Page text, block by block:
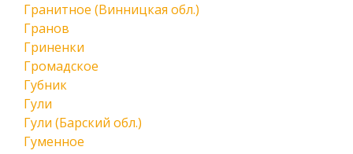
Гранитное (Винницкая обл.)
Гранов
Гриненки
Громадское
Губник
Гули
Гули (Барский обл.)
Гуменное